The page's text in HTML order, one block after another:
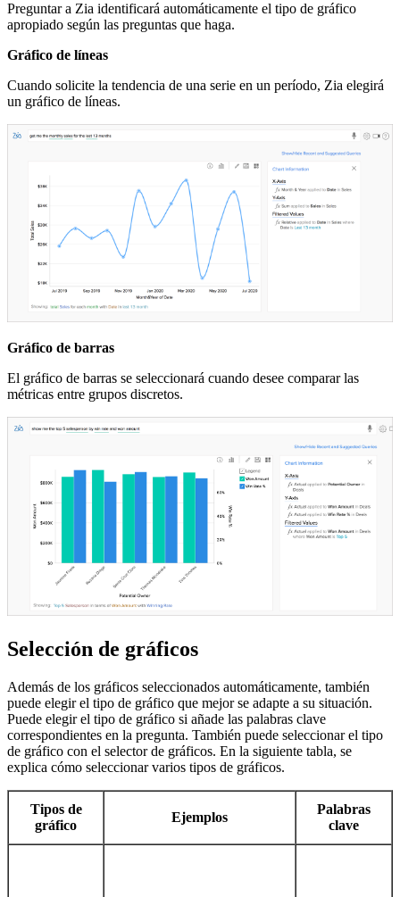
Preguntar a Zia identificará automáticamente el tipo de gráfico
apropiado según las preguntas que haga.
Gráfico de líneas
Cuando solicite la tendencia de una serie en un período, Zia elegirá
un gráfico de líneas.
Gráfico de barras
El gráfico de barras se seleccionará cuando desee comparar las
métricas entre grupos discretos.
Selección de gráficos
Además de los gráficos seleccionados automáticamente, también
puede elegir el tipo de gráfico que mejor se adapte a su situación.
Puede elegir el tipo de gráfico si añade las palabras clave
correspondientes en la pregunta. También puede seleccionar el tipo
de gráfico con el selector de gráficos. En la siguiente tabla, se
explica cómo seleccionar varios tipos de gráficos.
Tipos de
gráfico
Ejemplos
Palabras
clave